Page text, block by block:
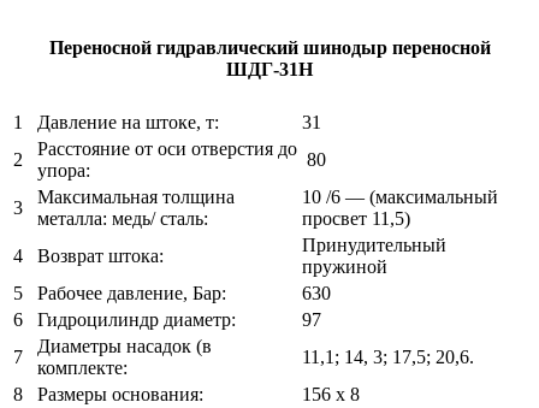
Переносной гидравлический шинодыр переносной
ШДГ-31Н
1 Давление на штоке, т:
31
2
Расстояние от оси отверстия до
упора:
80
3
Максимальная толщина
металла: медь/ сталь:
10 /6 — (максимальный
просвет 11,5)
4
Возврат штока:
Принудительный
пружиной
5
Рабочее давление, Бар:
630
6
Гидроцилиндр диаметр:
97
7
Диаметры насадок (в
комплекте:
11,1; 14, 3; 17,5; 20,6.
8
Размеры основания:
156 х 8